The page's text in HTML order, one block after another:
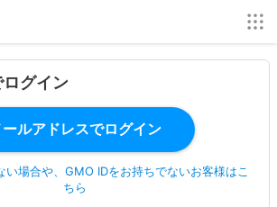
ログイン
い場合や、GMO IDをお持ちでないお客様はこ
ちら